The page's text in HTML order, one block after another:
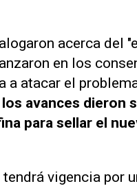
acerca del
en los
a atacar el
los avances dieron
para sellar el
vigencia por